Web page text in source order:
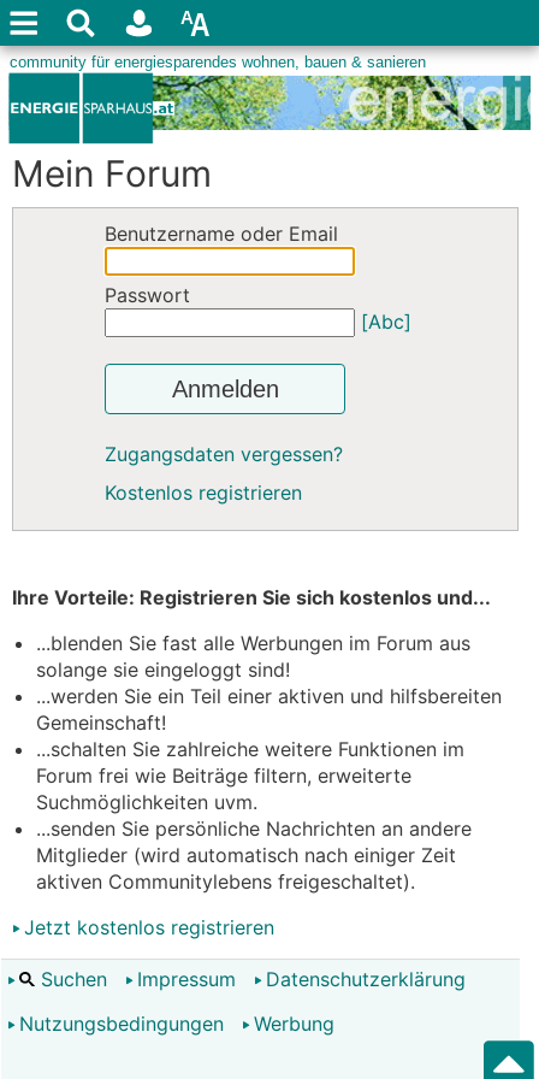
Mein Forum
Benutzername oder Email
Passwort
[Abc]
Anmelden
Zugangsdaten vergessen?
Kostenlos registrieren
Ihre Vorteile: Registrieren Sie sich kostenlos und...
...blenden Sie fast alle Werbungen im Forum aus
solange sie eingeloggt sind!
...werden Sie ein Teil einer aktiven und hilfsbereiten
Gemeinschaft!
...schalten Sie zahlreiche weitere Funktionen im
Forum frei wie Beiträge filtern, erweiterte
Suchmöglichkeiten uvm.
...senden Sie persönliche Nachrichten an andere
Mitglieder (wird automatisch nach einiger Zeit
aktiven Communitylebens freigeschaltet).
Jetzt kostenlos registrieren
Suchen Impressum
Datenschutzerklärung
Nutzungsbedingungen
Werbung